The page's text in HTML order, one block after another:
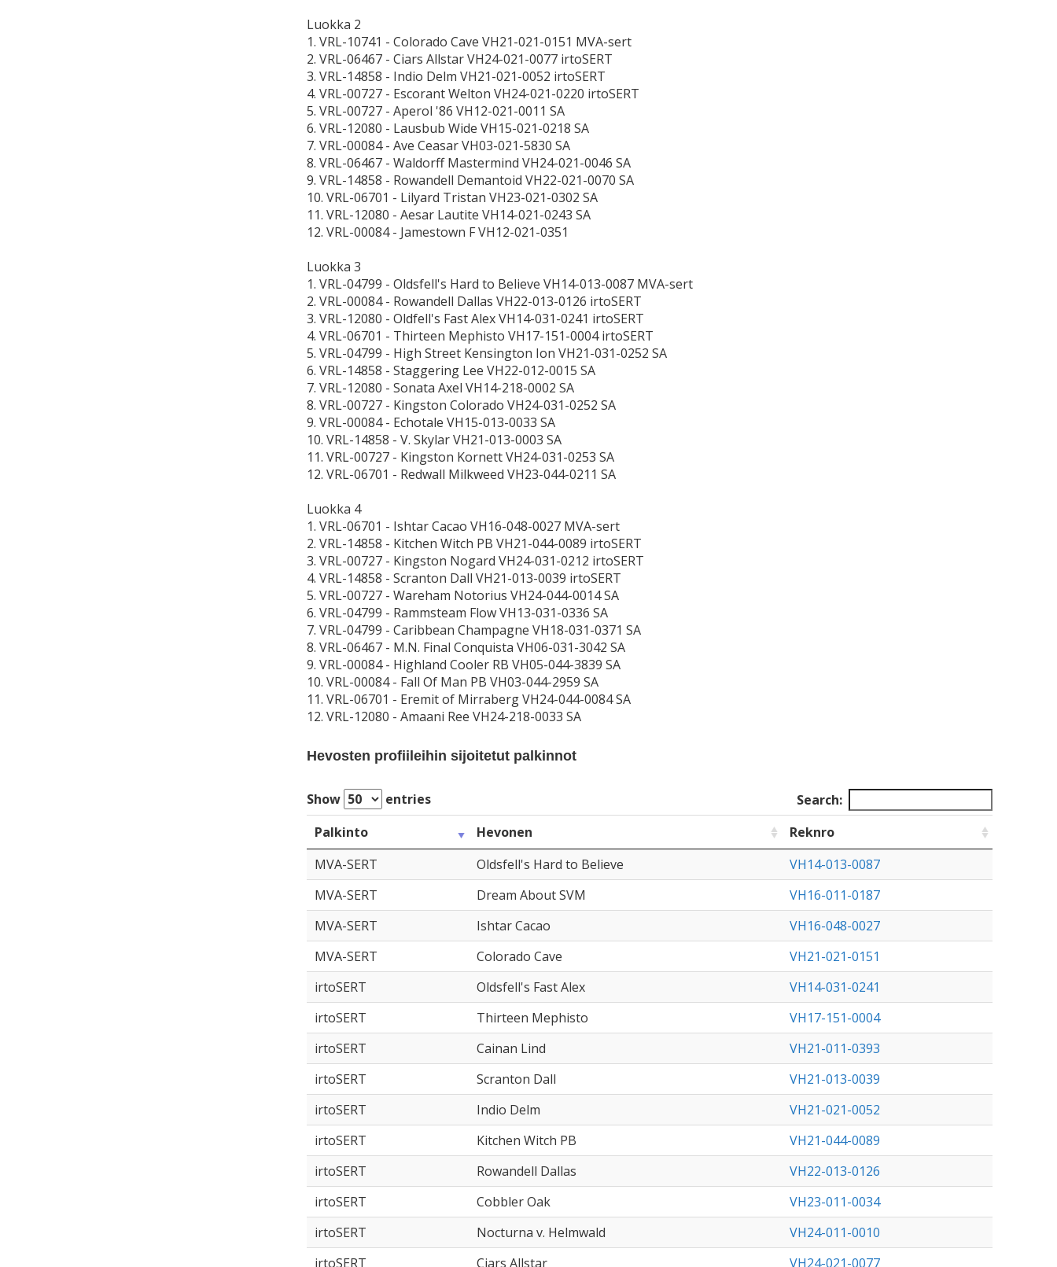
Luokka 2
1. VRL-10741 - Colorado Cave VH21-021-0151 MVA-sert
2. VRL-06467 - Ciars Allstar VH24-021-0077 irtoSERT
3. VRL-14858 - Indio Delm VH21-021-0052 irtoSERT
4. VRL-00727 - Escorant Welton VH24-021-0220 irtoSERT
5. VRL-00727 - Aperol '86 VH12-021-0011 SA
6. VRL-12080 - Lausbub Wide VH15-021-0218 SA
7. VRL-00084 - Ave Ceasar VH03-021-5830 SA
8. VRL-06467 - Waldorff Mastermind VH24-021-0046 SA
9. VRL-14858 - Rowandell Demantoid VH22-021-0070 SA
10. VRL-06701 - Lilyard Tristan VH23-021-0302 SA
11. VRL-12080 - Aesar Lautite VH14-021-0243 SA
12. VRL-00084 - Jamestown F VH12-021-0351
Luokka 3
1. VRL-04799 - Oldsfell's Hard to Believe VH14-013-0087 MVA-sert
2. VRL-00084 - Rowandell Dallas VH22-013-0126 irtoSERT
3. VRL-12080 - Oldfell's Fast Alex VH14-031-0241 irtoSERT
4. VRL-06701 - Thirteen Mephisto VH17-151-0004 irtoSERT
5. VRL-04799 - High Street Kensington Ion VH21-031-0252 SA
6. VRL-14858 - Staggering Lee VH22-012-0015 SA
7. VRL-12080 - Sonata Axel VH14-218-0002 SA
8. VRL-00727 - Kingston Colorado VH24-031-0252 SA
9. VRL-00084 - Echotale VH15-013-0033 SA
10. VRL-14858 - V. Skylar VH21-013-0003 SA
11. VRL-00727 - Kingston Kornett VH24-031-0253 SA
12. VRL-06701 - Redwall Milkweed VH23-044-0211 SA
Luokka 4
1. VRL-06701 - Ishtar Cacao VH16-048-0027 MVA-sert
2. VRL-14858 - Kitchen Witch PB VH21-044-0089 irtoSERT
3. VRL-00727 - Kingston Nogard VH24-031-0212 irtoSERT
4. VRL-14858 - Scranton Dall VH21-013-0039 irtoSERT
5. VRL-00727 - Wareham Notorius VH24-044-0014 SA
6. VRL-04799 - Rammsteam Flow VH13-031-0336 SA
7. VRL-04799 - Caribbean Champagne VH18-031-0371 SA
8. VRL-06467 - M.N. Final Conquista VH06-031-3042 SA
9. VRL-00084 - Highland Cooler RB VH05-044-3839 SA
10. VRL-00084 - Fall Of Man PB VH03-044-2959 SA
11. VRL-06701 - Eremit of Mirraberg VH24-044-0084 SA
12. VRL-12080 - Amaani Ree VH24-218-0033 SA
Hevosten profiileihin sijoitetut palkinnot
Show entries
Search:
Palkinto
Hevonen
Reknro
MVA-SERT
Oldsfell's Hard to Believe
VH14-013-0087
MVA-SERT
Dream About SVM
VH16-011-0187
MVA-SERT
Ishtar Cacao
VH16-048-0027
MVA-SERT
Colorado Cave
VH21-021-0151
irtoSERT
Oldsfell's Fast Alex
VH14-031-0241
irtoSERT
Thirteen Mephisto
VH17-151-0004
irtoSERT
Cainan Lind
VH21-011-0393
irtoSERT
Scranton Dall
VH21-013-0039
irtoSERT
Indio Delm
VH21-021-0052
irtoSERT
Kitchen Witch PB
VH21-044-0089
irtoSERT
Rowandell Dallas
VH22-013-0126
irtoSERT
Cobbler Oak
VH23-011-0034
irtoSERT
Nocturna v. Helmwald
VH24-011-0010
irtoSERT
Ciars Allstar VH24-021-0077